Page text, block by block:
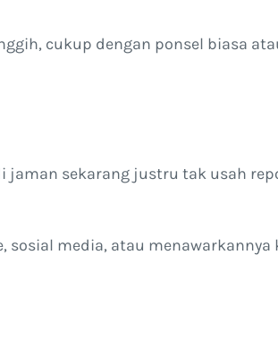
cukup dengan ponsel biasa
sekarang justru tak usah
media, atau menawarkannya